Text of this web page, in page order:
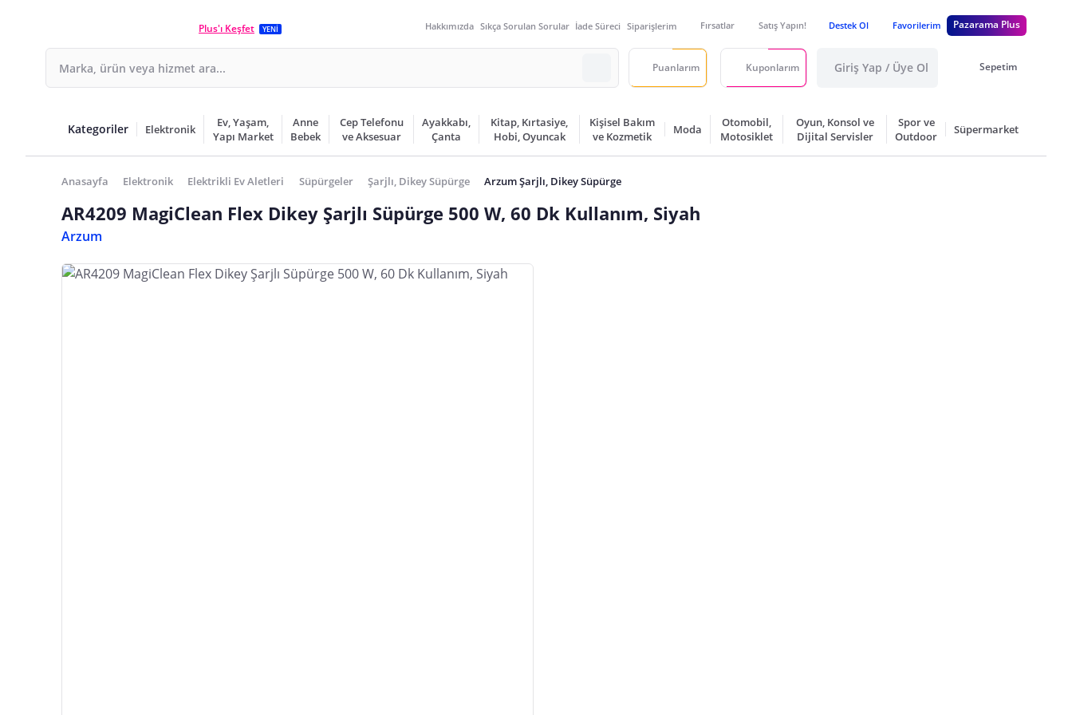
Plus'ı Keşfet YENİ Hakkımızda Sıkça Sorulan Sorular İade Süreci Siparişlerim Fırsatlar Satış Yapın! Destek Ol Favorilerim Pazarama Plus
Puanlarım Kuponlarım Giriş Yap / Üye Ol Sepetim
Kategoriler Elektronik
Ev, Yaşam,
Yapı Market
Anne
Bebek
Cep Telefonu
ve Aksesuar
Ayakkabı,
Çanta
Kitap, Kırtasiye,
Hobi, Oyuncak
Kişisel Bakım
ve Kozmetik
Moda
Otomobil,
Motosiklet
Oyun, Konsol ve
Dijital Servisler
Spor ve
Outdoor
Süpermarket
Anasayfa Elektronik Elektrikli Ev Aletleri Süpürgeler Şarjlı, Dikey Süpürge Arzum Şarjlı, Dikey Süpürge
AR4209 MagiClean Flex Dikey Şarjlı Süpürge 500 W, 60 Dk Kullanım, Siyah
Arzum